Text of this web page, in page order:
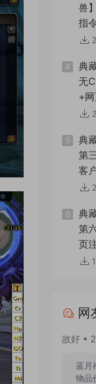
兽
指
4
典
无
+
5
典
第
客
6
典
第
页
网
故好 •
蓝月
物品